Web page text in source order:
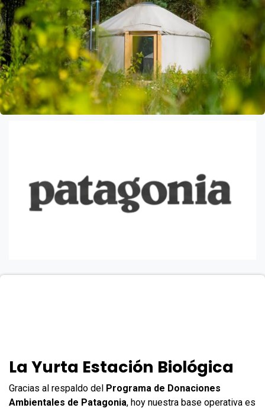
La Yurta Estación Biológica
Gracias al respaldo del Programa de Donaciones
Ambientales de Patagonia, hoy nuestra base operativa es